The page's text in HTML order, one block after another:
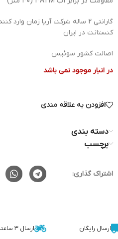
گارانتی 2 ساله شرکت آریا زمان
کنستانت در ایران
اصالت کشور سوئیس
در انبار موجود نمی باشد
افزودن به علاقه مندی
دسته بندی
برچسب
اشتراک گذاری:
ارسال رایگان ارسال 3 ساعته